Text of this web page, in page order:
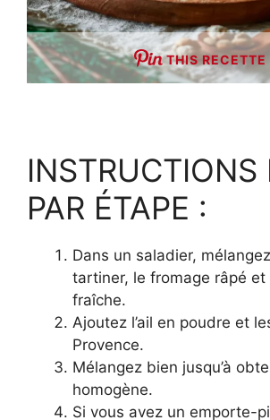
THIS RECETTE
INSTRUCTIONS
PAR ÉTAPE :
Dans un saladier,
tartiner, le fromage râpé et
fraîche.
Ajoutez l’ail en poudre et
Provence.
Mélangez bien jusqu’à
homogène.
Si vous avez un emporte-